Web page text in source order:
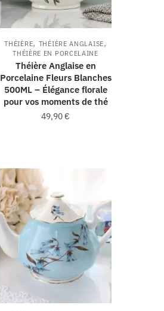
THÉIÈRE, THÉIÈRE ANGLAISE,
THÉIÈRE EN PORCELAINE
Théière Anglaise en
Porcelaine Fleurs Blanches
500ML – Élégance florale
pour vos moments de thé
49,90€